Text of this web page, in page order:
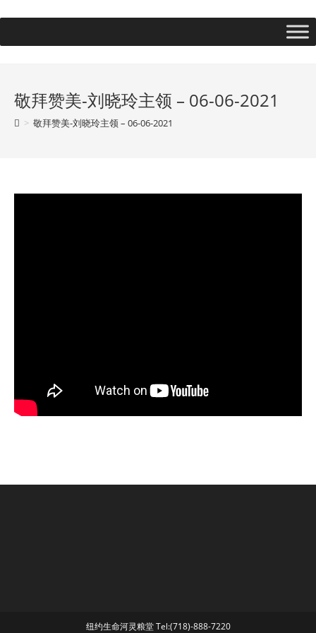
敬拜赞美-刘晓玲主领 – 06-06-2021
> 敬拜赞美-刘晓玲主领 – 06-06-2021
纽约生命河灵粮堂 Tel:(718)-888-7220